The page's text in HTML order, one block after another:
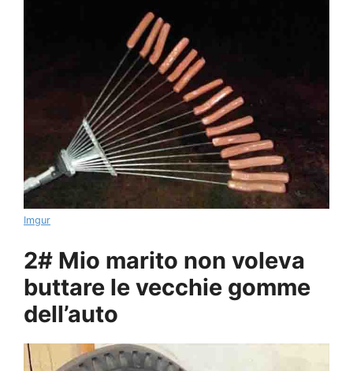
Imgur
2# Mio marito non voleva
buttare le vecchie gomme
dell’auto